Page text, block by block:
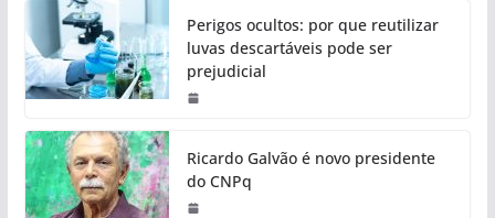
Perigos ocultos: por que reutilizar
luvas descartáveis pode ser
prejudicial
Ricardo Galvão é novo presidente
do CNPq